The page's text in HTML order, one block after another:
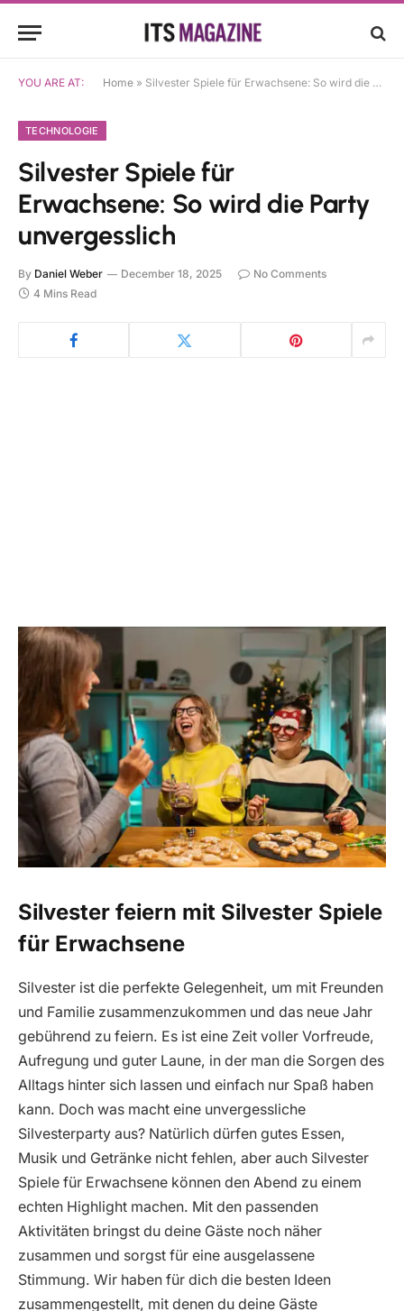
YOU ARE AT: Home » Silvester Spiele für Erwachsene: So wird die Party unvergesslich
TECHNOLOGIE
Silvester Spiele für
Erwachsene: So wird die Party
unvergesslich
By Daniel Weber December 18, 2025
No Comments
4 Mins Read
Silvester feiern mit Silvester Spiele
für Erwachsene
Silvester ist die perfekte Gelegenheit, um mit Freunden
und Familie zusammenzukommen und das neue Jahr
gebührend zu feiern. Es ist eine Zeit voller Vorfreude,
Aufregung und guter Laune, in der man die Sorgen des
Alltags hinter sich lassen und einfach nur Spaß haben
kann. Doch was macht eine unvergessliche
Silvesterparty aus? Natürlich dürfen gutes Essen,
Musik und Getränke nicht fehlen, aber auch Silvester
Spiele für Erwachsene können den Abend zu einem
echten Highlight machen. Mit den passenden
Aktivitäten bringst du deine Gäste noch näher
zusammen und sorgst für eine ausgelassene
Stimmung. Wir haben für dich die besten Ideen
zusammengestellt, mit denen du deine Gäste